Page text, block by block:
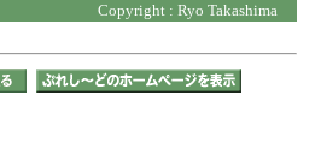
Copyright : Ryo Takashima